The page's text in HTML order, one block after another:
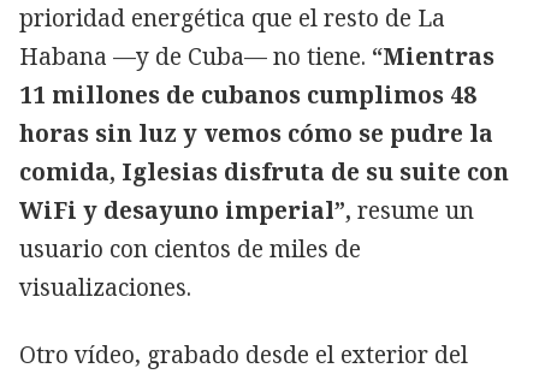
prioridad energética que el resto de La
Habana —y de Cuba— no tiene. “Mientras
11 millones de cubanos cumplimos 48
horas sin luz y vemos cómo se pudre la
comida, Iglesias disfruta de su suite con
WiFi y desayuno imperial”, resume un
usuario con cientos de miles de
visualizaciones.
Otro vídeo, grabado desde el exterior del